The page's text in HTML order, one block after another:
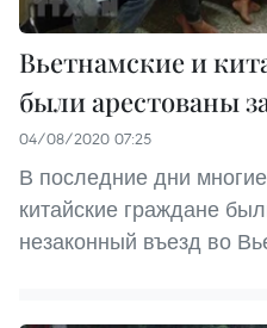
Вьетнамские и
были арестованы
04/08/2020 07:25
В последние дни
китайские граждане
незаконный въезд во